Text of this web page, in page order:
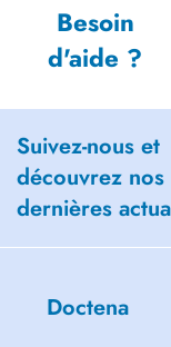
Besoin
d'aide ?
Suivez-nous et
découvrez nos
dernières
Doctena